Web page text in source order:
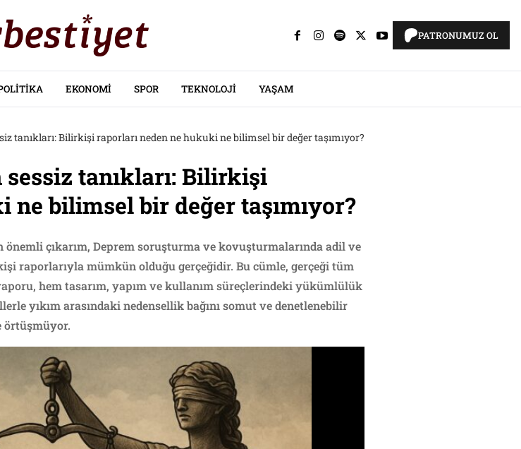
PATRONUMUZ OL
EKONOMI SPOR TEKNOLOJI YAŞAM
tanıkları: Bilirkişi raporları neden ne hukuki ne bilimsel bir değer taşımıyor?
sessiz tanıkları: Bilirkişi
ne bilimsel bir değer taşımıyor?
önemli çıkarım, Deprem soruşturma ve kovuşturmalarında adil ve
raporlarıyla mümkün olduğu gerçeğidir. Bu cümle, gerçeği tüm
hem tasarım, yapım ve kullanım süreçlerindeki yükümlülük
yıkım arasındaki nedensellik bağını somut ve denetlenebilir
örtüşmüyor.